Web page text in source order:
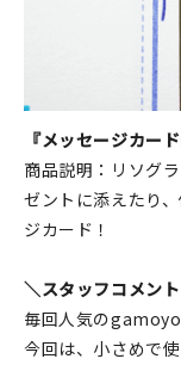
『メッセージカー
商品説明：リソグ
ゼントに添えたり
ジカード！
＼スタッフコメント
毎回人気の
今回は、小さめで